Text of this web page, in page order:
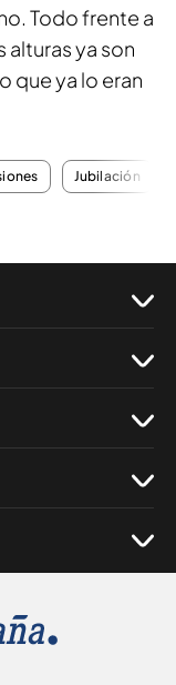
Todo frente a
alturas ya son
que ya lo eran
Jubilación